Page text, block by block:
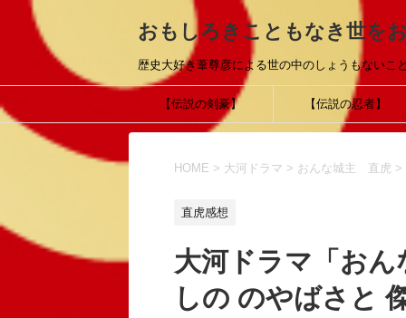
おもしろきこともなき世を
歴史大好き葦尊彦による世の中のしょうもないこ
【伝説の剣豪】 【伝説の忍者】
HOME > 大河ドラマ > おんな城主 直虎 >
直虎感想
大河ドラマ「おん
しの のやばさと